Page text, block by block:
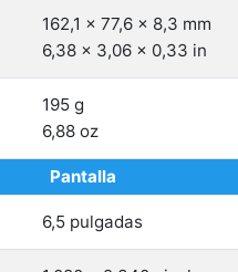
162,1 x 77,6 x 8,3 mm
6,38 x 3,06 x 0,33 in
195 g
6,88 oz
Pantalla
6,5 pulgadas